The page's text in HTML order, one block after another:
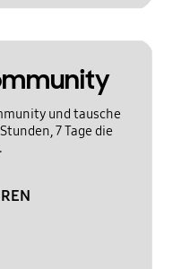
und tausche
7 Tage die